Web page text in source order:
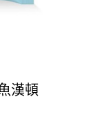
漢頓